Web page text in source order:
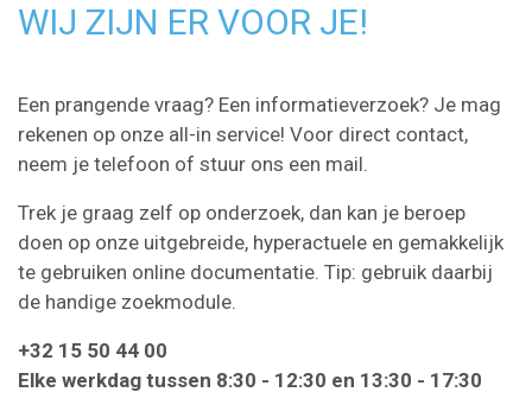
WIJ ZIJN ER VOOR JE!
Een prangende vraag? Een informatieverzoek? Je mag
rekenen op onze all-in service! Voor direct contact,
neem je telefoon of stuur ons een mail.
Trek je graag zelf op onderzoek, dan kan je beroep
doen op onze uitgebreide, hyperactuele en gemakkelijk
te gebruiken online documentatie. Tip: gebruik daarbij
de handige zoekmodule.
+32 15 50 44 00
Elke werkdag tussen 8:30 - 12:30 en 13:30 - 17:30